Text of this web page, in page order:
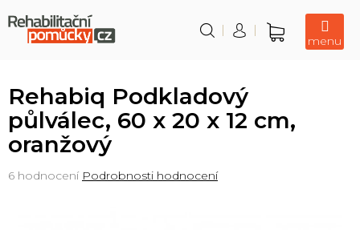
na
obsah
Nákupní
Rehabiq Podkladový
půlválec, 60 x 20 x 12 cm,
oranžový
Průměrné
6 hodnocení Podrobnosti hodnocení